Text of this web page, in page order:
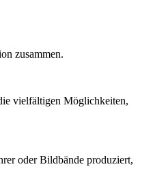
zusammen.
vielfältigen Möglichkeiten,
oder Bildbände produziert,